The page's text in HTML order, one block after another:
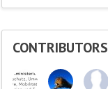
CONTRIBUTORS